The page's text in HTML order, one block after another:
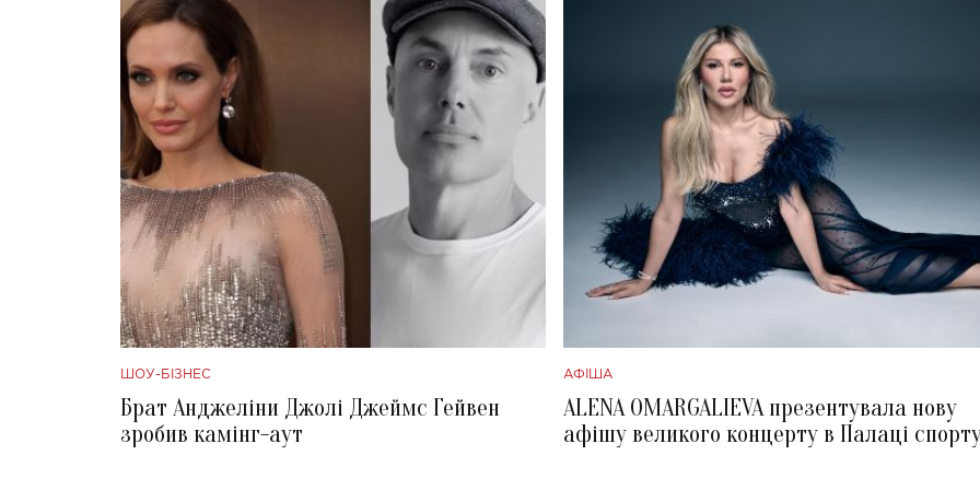
ШОУ-БІЗНЕС
Брат Анджеліни Джолі Джеймс Гейвен
зробив камінг-аут
АФІША
ALENA OMARGALIEVA презентувала нову
афішу великого концерту в Палаці